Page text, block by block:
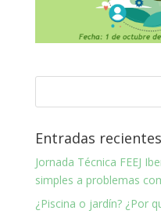
Entradas recientes
Jornada Técnica FEEJ
simples a problemas
¿Piscina o jardín? ¿Por